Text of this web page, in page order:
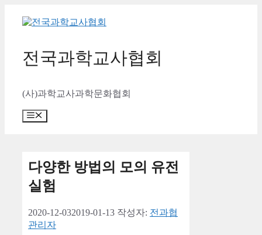
전국과학교사협회
(사)과학교사과학문화협회
메
다양한 방법의 모의 유전
실험
2020-12-032019-01-13 작성자: 전과협
관리자